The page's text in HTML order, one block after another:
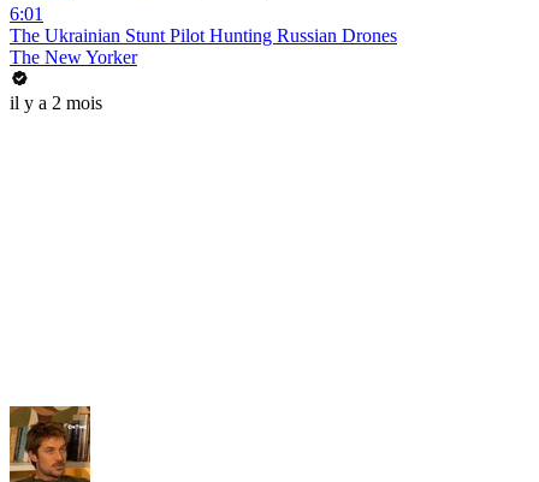
6:01
The Ukrainian Stunt Pilot Hunting Russian Drones
The New Yorker
il y a 2 mois